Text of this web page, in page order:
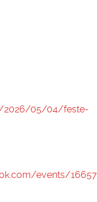
2026/05/04/feste-
events/